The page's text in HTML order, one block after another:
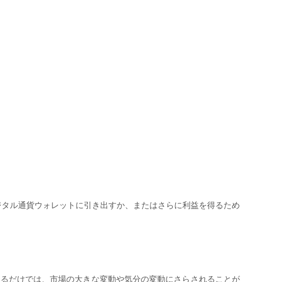
ル通貨ウォレットに引き出すか、またはさらに利益を得るため
だけでは、市場の大きな変動や気分の変動にさらされることが